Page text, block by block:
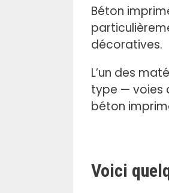
c
e
c
h
a
p
v
.
Béton
décoratives.
L’un des
type — voies
béton
Voici